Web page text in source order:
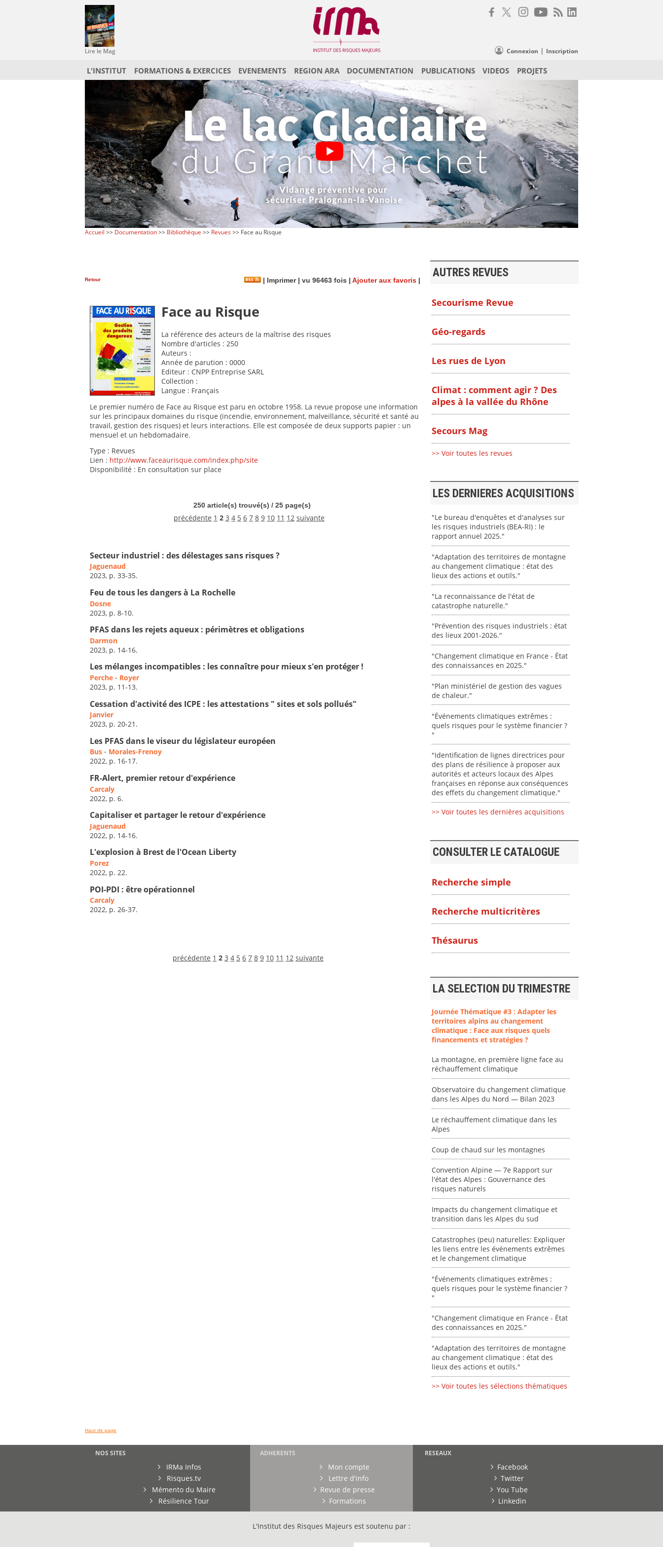
Lire le Mag Connexion | Inscription
L'INSTITUT FORMATIONS & EXERCICES EVENEMENTS REGION ARA DOCUMENTATION PUBLICATIONS VIDEOS PROJETS
Accueil >> Documentation>> Bibliothèque >> Revues>> Face au Risque
Retour Imprimer| vu 96463 fois | Ajouter aux favoris
Face au Risque
La référence des acteurs de la maîtrise des risques
Nombre d'articles : 250
Auteurs :
Année de parution : 0000
Editeur : CNPP Entreprise SARL
Collection :
Langue : Français
Le premier numéro de Face au Risque est paru en octobre 1958. La revue propose une information
sur les principaux domaines du risque (incendie, environnement, malveillance, sécurité et santé au
travail, gestion des risques) et leurs interactions. Elle est composée de deux supports papier : un
mensuel et un hebdomadaire.
Type : Revues
Lien : http://www.faceaurisque.com/index.php/site
Disponibilité : En consultation sur place
250 article(s) trouvé(s) / 25 page(s)
précédente 1 2 3 4 5 6 7 8 9 10 11 12 suivante
Secteur industriel : des délestages sans risques ?
Jaguenaud
2023, p. 33-35.
Feu de tous les dangers à La Rochelle
Dosne
2023, p. 8-10.
PFAS dans les rejets aqueux : périmètres et obligations
Darmon
2023, p. 14-16.
Les mélanges incompatibles : les connaître pour mieux s'en protéger !
Perche - Royer
2023, p. 11-13.
Cessation d'activité des ICPE : les attestations " sites et sols pollués"
Janvier
2023, p. 20-21.
Les PFAS dans le viseur du législateur européen
Bus - Morales-Frenoy
2022, p. 16-17.
FR-Alert, premier retour d'expérience
Carcaly
2022, p. 6.
Capitaliser et partager le retour d'expérience
Jaguenaud
2022, p. 14-16.
L'explosion à Brest de l'Ocean Liberty
Porez
2022, p. 22.
POI-PDI : être opérationnel
Carcaly
2022, p. 26-37.
précédente 1 2 3 4 5 6 7 8 9 10 11 12 suivante
AUTRES REVUES
Secourisme Revue
Géo-regards
Les rues de Lyon
Climat : comment agir ? Des
alpes à la vallée du Rhône
Secours Mag
>> Voir toutes les revues
LES DERNIERES ACQUISITIONS
"Le bureau d'enquêtes et d'analyses sur
les risques industriels (BEA-RI) : le
rapport annuel 2025."
"Adaptation des territoires de montagne
au changement climatique : état des
lieux des actions et outils."
"La reconnaissance de l'état de
catastrophe naturelle."
"Prévention des risques industriels : état
des lieux 2001-2026."
"Changement climatique en France - État
des connaissances en 2025."
"Plan ministériel de gestion des vagues
de chaleur."
"Événements climatiques extrêmes :
quels risques pour le système financier ?
"
"Identification de lignes directrices pour
des plans de résilience à proposer aux
autorités et acteurs locaux des Alpes
françaises en réponse aux conséquences
des effets du changement climatique."
>> Voir toutes les dernières acquisitions
CONSULTER LE CATALOGUE
Recherche simple
Recherche multicritères
Thésaurus
LA SELECTION DU TRIMESTRE
Journée Thématique #3 : Adapter les
territoires alpins au changement
climatique : Face aux risques quels
financements et stratégies ?
La montagne, en première ligne face au
réchauffement climatique
Observatoire du changement climatique
dans les Alpes du Nord — Bilan 2023
Le réchauffement climatique dans les
Alpes
Coup de chaud sur les montagnes
Convention Alpine — 7e Rapport sur
l'état des Alpes : Gouvernance des
risques naturels
Impacts du changement climatique et
transition dans les Alpes du sud
Catastrophes (peu) naturelles: Expliquer
les liens entre les événements extrêmes
et le changement climatique
"Événements climatiques extrêmes :
quels risques pour le système financier ?
"
"Changement climatique en France - État
des connaissances en 2025."
"Adaptation des territoires de montagne
au changement climatique : état des
lieux des actions et outils."
>> Voir toutes les sélections thématiques
Haut de page
NOS SITES
IRMa Infos
Risques.tv
Mémento du Maire
Résilience Tour
ADHERENTS
Mon compte
Lettre d'info
Revue de presse
Formations
RESEAUX
Facebook
Twitter
You Tube
Linkedin
L'Institut des Risques Majeurs est soutenu par :